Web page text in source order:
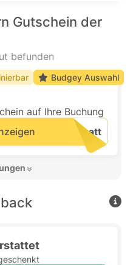
Gutschein der
befunden
auf Ihre Buchung
Budgey Auswahl